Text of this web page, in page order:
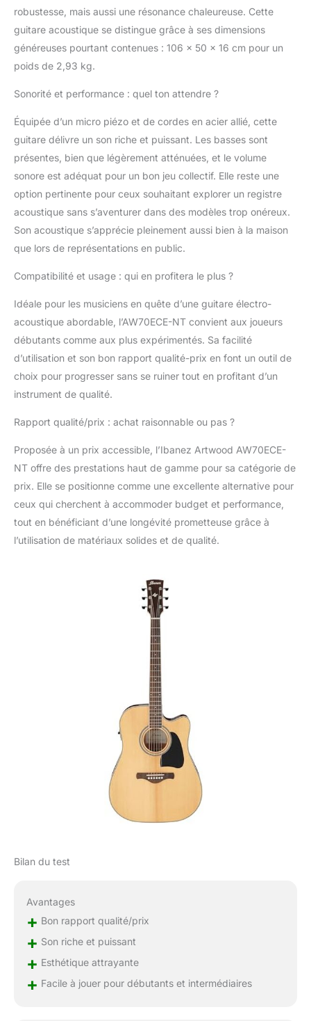
robustesse, mais aussi une résonance chaleureuse. Cette
guitare acoustique se distingue grâce à ses dimensions
généreuses pourtant contenues : 106 x 50 x 16 cm pour un
poids de 2,93 kg.
Sonorité et performance : quel ton attendre ?
Équipée d’un micro piézo et de cordes en acier allié, cette
guitare délivre un son riche et puissant. Les basses sont
présentes, bien que légèrement atténuées, et le volume
sonore est adéquat pour un bon jeu collectif. Elle reste une
option pertinente pour ceux souhaitant explorer un registre
acoustique sans s’aventurer dans des modèles trop onéreux.
Son acoustique s’apprécie pleinement aussi bien à la maison
que lors de représentations en public.
Compatibilité et usage : qui en profitera le plus ?
Idéale pour les musiciens en quête d’une guitare électro-
acoustique abordable, l’AW70ECE-NT convient aux joueurs
débutants comme aux plus expérimentés. Sa facilité
d’utilisation et son bon rapport qualité-prix en font un outil de
choix pour progresser sans se ruiner tout en profitant d’un
instrument de qualité.
Rapport qualité/prix : achat raisonnable ou pas ?
Proposée à un prix accessible, l’Ibanez Artwood AW70ECE-
NT offre des prestations haut de gamme pour sa catégorie de
prix. Elle se positionne comme une excellente alternative pour
ceux qui cherchent à accommoder budget et performance,
tout en bénéficiant d’une longévité prometteuse grâce à
l’utilisation de matériaux solides et de qualité.
Bilan du test
Avantages
+ Bon rapport qualité/prix
+ Son riche et puissant
+ Esthétique attrayante
+ Facile à jouer pour débutants et intermédiaires